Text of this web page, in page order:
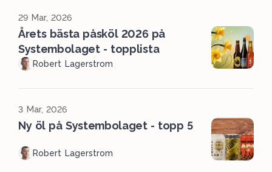
29 Mar, 2026
Årets bästa påsköl 2026 på
Systembolaget - topplista
Robert Lagerstrom
3 Mar, 2026
Ny öl på Systembolaget - topp 5
Robert Lagerstrom